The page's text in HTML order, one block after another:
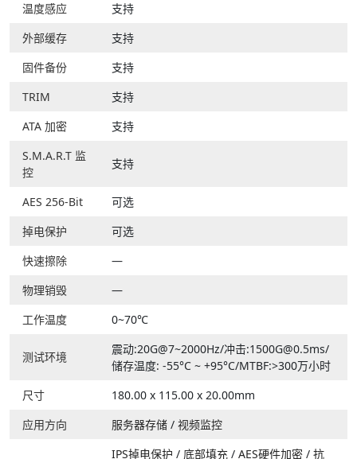
温度感应
支持
外部缓存
支持
固件备份
支持
TRIM
支持
ATA 加密
支持
S.M.A.R.T 监
控
支持
AES 256-Bit
可选
掉电保护
可选
快速擦除
—
物理销毁
—
工作温度
0~70℃
测试环境
震动:20G@7~2000Hz/冲击:1500G@0.5ms/
储存温度: -55°C ~ +95°C/MTBF:>300万小时
尺寸
180.00 x 115.00 x 20.00mm
应用方向
服务器存储 / 视频监控
IPS掉电保护 / 底部填充 / AES硬件加密 / 抗